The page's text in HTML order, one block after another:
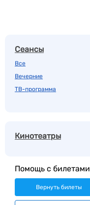
Сеансы
Все
Вечерние
ТВ-программа
Кинотеатры
Помощь с билетами
Вернуть билеты